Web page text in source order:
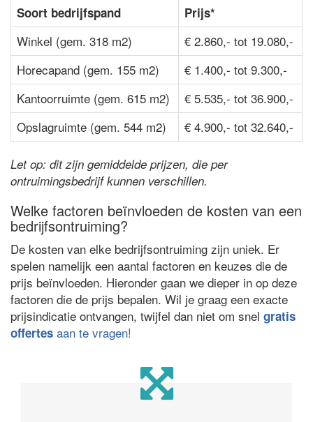
Soort bedrijfspand Prijs*
Winkel (gem. 318 m2)
€ 2.860,- tot 19.080,-
Horecapand (gem. 155 m2)
€ 1.400,- tot 9.300,-
Kantoorruimte (gem. 615 m2)
€ 5.535,- tot 36.900,-
Opslagruimte (gem. 544 m2)
€ 4.900,- tot 32.640,-
Let op: dit zijn gemiddelde prijzen, die per
ontruimingsbedrijf kunnen verschillen.
Welke factoren beïnvloeden de kosten van een
bedrijfsontruiming?
De kosten van elke bedrijfsontruiming zijn uniek. Er
spelen namelijk een aantal factoren en keuzes die de
prijs beïnvloeden. Hieronder gaan we dieper in op deze
factoren die de prijs bepalen. Wil je graag een exacte
prijsindicatie ontvangen, twijfel dan niet om snel gratis
offertes aan te vragen!